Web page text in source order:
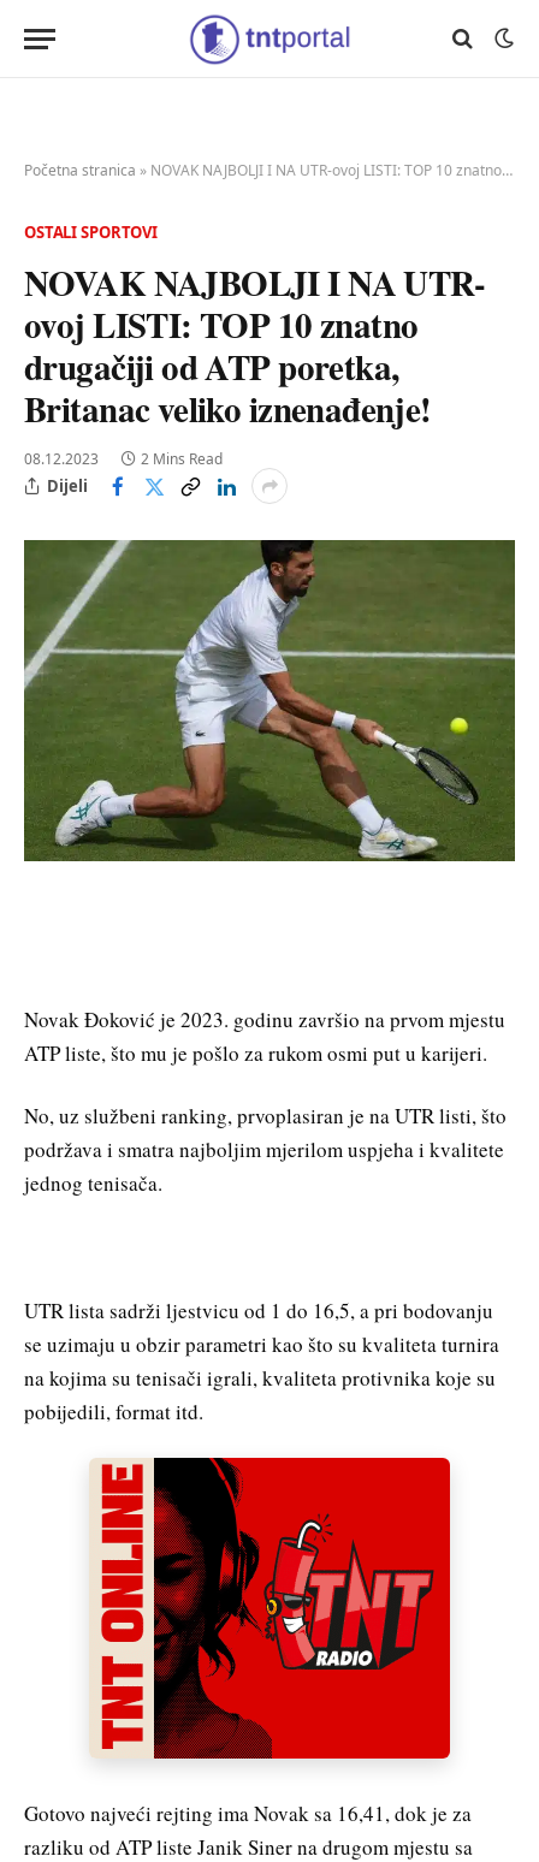
Početna stranica » NOVAK NAJBOLJI I NA UTR-ovoj LISTI: TOP 10 znatno drugačiji od ATP poretka, Britanac veliko iznenađenje!
OSTALI SPORTOVI
NOVAK NAJBOLJI I NA UTR-
ovoj LISTI: TOP 10 znatno
drugačiji od ATP poretka,
Britanac veliko iznenađenje!
08.12.2023 2 Mins Read
Dijeli
Novak Đoković je 2023. godinu završio na prvom mjestu
ATP liste, što mu je pošlo za rukom osmi put u karijeri.
No, uz službeni ranking, prvoplasiran je na UTR listi, što
podržava i smatra najboljim mjerilom uspjeha i kvalitete
jednog tenisača.
UTR lista sadrži ljestvicu od 1 do 16,5, a pri bodovanju
se uzimaju u obzir parametri kao što su kvaliteta turnira
na kojima su tenisači igrali, kvaliteta protivnika koje su
pobijedili, format itd.
Gotovo najveći rejting ima Novak sa 16,41, dok je za
razliku od ATP liste Janik Siner na drugom mjestu sa